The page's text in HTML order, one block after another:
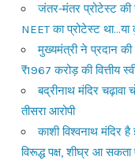
जंतर-मंतर प्रोटेस्ट की
NEET का प्रोटेस्ट
मुख्यमंत्री ने प्रदान की
₹1967 करोड़ की वित्तीय
बद्रीनाथ मंदिर चढ़ावा
तीसरा आरोपी
काशी विश्वनाथ मंदिर
विरूद्ध पक्ष, शीघ्र आ